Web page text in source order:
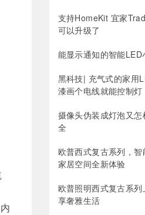
支持HomeKit 宜家
可以升级了
能显示通知的智能LED
黑科技| 充气式的家用
漆画个电线就能控制灯
摄像头伪装成灯泡又
全
欧普西式复古系列，
家居空间全新体验
欧普照明西式复古系
享奢雅生活